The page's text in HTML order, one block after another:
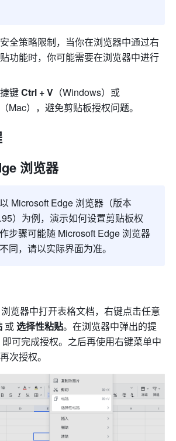
全策略限制，当你在浏览器中通过右
功能时，你可能需要在浏览器中进行
键 Ctrl + V
（Mac），避免剪贴板授权问题。
浏览器
Microsoft Edge 浏览器（版本
）为例，演示如何设置剪贴板权
步骤可能随 Microsoft Edge 浏览器
同，请以实际界面为准。
览器中打开表格文档，右键点击任意
或 选择性粘贴。在浏览器中弹出的提
即可完成授权。之后再使用右键菜单中
次授权。